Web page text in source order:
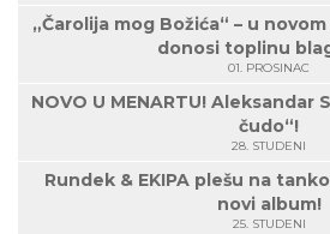
„Čarolija mog Božića“ – u
donosi toplinu
01. PROSINAC
NOVO U MENARTU! Aleksandar
čudo“!
28. STUDENI
Rundek & EKIPA plešu na
novi album!
25. STUDENI